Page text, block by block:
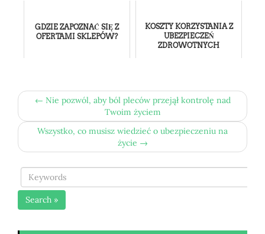
GDZIE ZAPOZNAĆ SIĘ Z
OFERTAMI SKLEPÓW?
KOSZTY KORZYSTANIA Z
UBEZPIECZEŃ
ZDROWOTNYCH
← Nie pozwól, aby ból pleców przejął kontrolę nad
Twoim życiem
Wszystko, co musisz wiedzieć o ubezpieczeniu na
życie →
Search »